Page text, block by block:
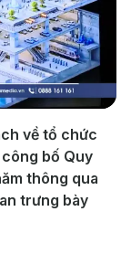
về tổ chức
bố Quy
thông qua
trưng bày